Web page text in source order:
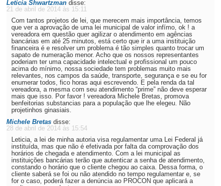
Leticia Shwartzman disse:
21 de abril de 2014 às 15:11
Com tantos projetos de lei, que merecem mais importância, temos
que ver a aprovação de uma lei municipal de valor infímo, ok ! a
vereadora em questão quer agilizar o atendimento em agências
bancárias em até 25 minutos, está certo que ir a uma instituição
financeira é e resolver um problema é tão simples quanto trocar um
sapato de numeração menor. Acho que os nossos representantes
poderiam ter uma capacidade intelectual e profissional um pouco
acima do mínimo, nossa sociedade tem problemas muito mais
relevantes, nos campos da saúde, transporte, segurança e se eu for
enumerar todos, fico horas aqui escrevendo. E pela renda da tal
vereadora, a mesma com seu atendimento “prime” não deve esperar
mais que isso. Por favor ! vereadora Michele Bretas, promova
benfeitorias substancias para a população que lhe elegeu. Não
projetinhos ginasiais.
Michele Bretas disse:
28 de abril de 2014 às 15:54
Leticia, a lei de minha autoria visa regulamentar uma Lei Federal já
instituída, mas que não é efetivada por falta da comprovação dos
horários de chegada e atendimento. Com a lei municipal as
instituições bancárias terão que autenticar a senha de atendimento,
constando o horário que o cliente chegou ao caixa. Dessa forma, o
cliente saberá se foi ou não atendido no tempo regulamentar e, se
for o caso, poderá fazer a denúncia ao PROCON que aplicará a